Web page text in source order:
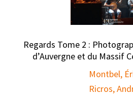
Regards Tome 2 :
d’Auvergne et du Massif
Montbel,
Ricros,